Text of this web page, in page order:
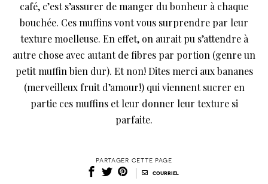
café, c’est s’assurer de manger du bonheur à chaque
bouchée. Ces muffins vont vous surprendre par leur
texture moelleuse. En effet, on aurait pu s’attendre à
autre chose avec autant de fibres par portion (genre un
petit muffin bien dur). Et non! Dites merci aux bananes
(merveilleux fruit d’amour!) qui viennent sucrer en
partie ces muffins et leur donner leur texture si
parfaite.
partager cette page
courriel